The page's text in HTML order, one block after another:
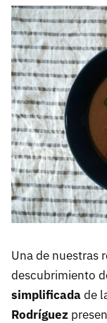
Una de nuestras
descubrimiento
simplificadade
Rodríguez